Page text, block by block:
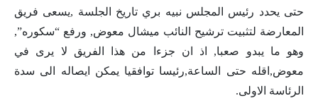
حتى يحدد رئيس المجلس نبيه بري تاريخ الجلسة ,يسعى فريق
المعارضة لتثبيت ترشيح النائب ميشال معوض, ورفع “سكوره”,
وهو ما يبدو صعبا, اذ ان جزءا من هذا الفريق لا يرى في
معوض,اقله حتى الساعة,رئيسا توافقيا يمكن ايصاله الى سدة
الرئاسة الاولى.